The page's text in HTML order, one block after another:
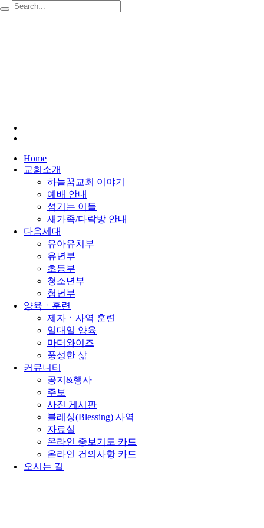
Home
교회소개
하늘꿈교회 이야기
예배 안내
섬기는 이들
새가족/다락방 안내
다음세대
유아유치부
유년부
초등부
청소년부
청년부
양육ㆍ훈련
제자ㆍ사역 훈련
일대일 양육
마더와이즈
풍성한 삶
커뮤니티
공지&행사
주보
사진 게시판
블레싱(Blessing) 사역
자료실
온라인 중보기도 카드
온라인 건의사항 카드
오시는 길